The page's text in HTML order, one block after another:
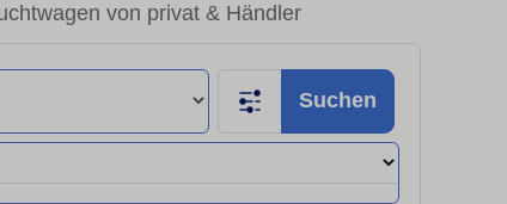
von privat & Händler
Suchen